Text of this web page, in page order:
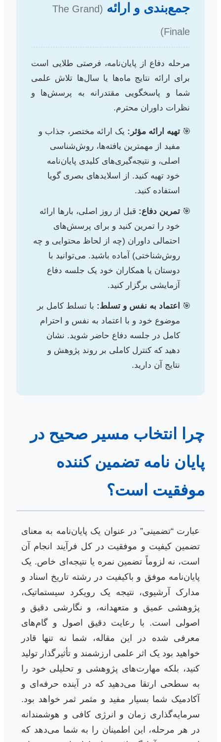
جمع‌بندی و ارائه
(The Grand
Finale)
مرحله دفاع از پایان‌نامه، فرصتی طلایی است
برای ارائه نتایج ماه‌ها یا سال‌ها تلاش علمی
شما و پاسخگویی مقتدرانه به پرسش‌ها و
نظرات داوران محترم.
تهیه ارائه مؤثر: یک ارائه مختصر، جذاب و
مفید از مهمترین یافته‌ها، روش‌شناسی
اصلی، و نتیجه‌گیری‌های کلیدی پایان‌نامه
خود تهیه کنید. از اسلایدهای بصری گویا
استفاده کنید.
تمرین دفاع: قبل از روز اصلی، بارها ارائه
خود را تمرین کنید و برای پرسش‌های
احتمالی داوران (چه از لحاظ محتوایی و چه
روش‌شناختی) آماده باشید. می‌توانید با
دوستان یا همکاران خود یک جلسه دفاع
آزمایشی برگزار کنید.
اعتماد به نفس و تسلط: با تسلط کامل بر
موضوع خود و با اعتماد به نفس و احترام
کامل در جلسه دفاع حاضر شوید. نشان
دهید که کنترل کاملی بر روند پژوهش و
نتایج آن دارید.
چرا انتخاب مسیر صحیح در
پایان نامه تضمین کننده
موفقیت است؟
عبارت “تضمینی” در عنوان یک پایان‌نامه به معنای
تضمین کیفیت و موفقیت در کل فرآیند انجام آن
است، نه لزوماً تضمین نمره یا نتیجه‌ای خاص. یک
پایان‌نامه موفق و باکیفیت در رشته تاریخ اسناد و
مدارک آرشیوی، نتیجه یک رویکرد سیستماتیک،
پژوهشی عمیق و متعهدانه، و نگارشی دقیق و
اصولی است. با رعایت دقیق اصول و گام‌های
معرفی شده در این مقاله، شما نه تنها قادر
خواهید بود یک اثر علمی ارزشمند و تأثیرگذار تولید
کنید، بلکه مهارت‌های پژوهشی و تحلیلی خود را
به سطحی ارتقا می‌دهید که در آینده حرفه‌ای و
آکادمیک شما بسیار مفید و مثمر ثمر خواهد بود.
سرمایه‌گذاری زمان و انرژی کافی و هوشمندانه
در هر مرحله، این اطمینان را به شما می‌دهد که